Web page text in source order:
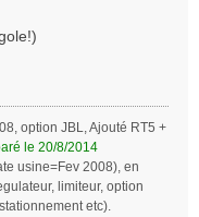
option JBL, Ajouté RT5 +
le 20/8/2014
usine=Fev 2008), en
limiteur, option
etc).